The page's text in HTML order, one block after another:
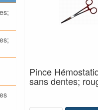
Pince
sans dentes;